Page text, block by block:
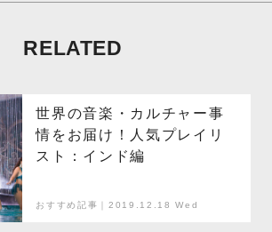
RELATED
世界の音楽・カルチャー事
情をお届け！人気プレイリ
スト：インド編
おすすめ記事｜2019.12.18 Wed